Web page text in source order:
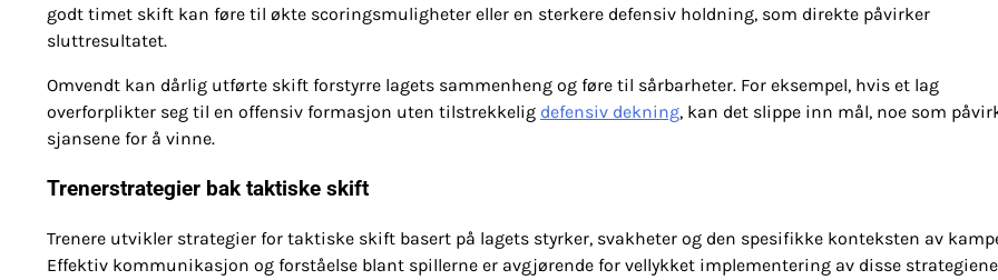
godt timet skift kan føre til økte scoringsmuligheter eller en sterkere defensiv holdning, som direkte påvirker
sluttresultatet.
Omvendt kan dårlig utførte skift forstyrre lagets sammenheng og føre til sårbarheter. For eksempel, hvis et lag
overforplikter seg til en offensiv formasjon uten tilstrekkelig defensiv dekning, kan det slippe inn mål, noe som
sjansene for å vinne.
Trenerstrategier bak taktiske skift
Trenere utvikler strategier for taktiske skift basert på lagets styrker, svakheter og den spesifikke konteksten av
Effektiv kommunikasjon og forståelse blant spillerne er avgjørende for vellykket implementering av disse